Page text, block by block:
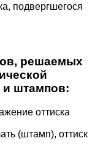
подвергшегося
решаемых
и штампов:
оттиска
(штамп), оттиск